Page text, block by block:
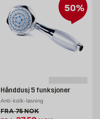
50%
Hånddusj 5 funksjoner
Anti-kalk-løsning
FRAGammel pris 75 NOK /stk
75NOK